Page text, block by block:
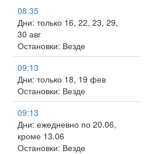
08:35
Дни: только 16, 22, 23, 29,
30 авг
Остановки: Везде
09:13
Дни: только 18, 19 фев
Остановки: Везде
09:13
Дни: ежедневно по 20.06,
кроме 13.06
Остановки: Везде